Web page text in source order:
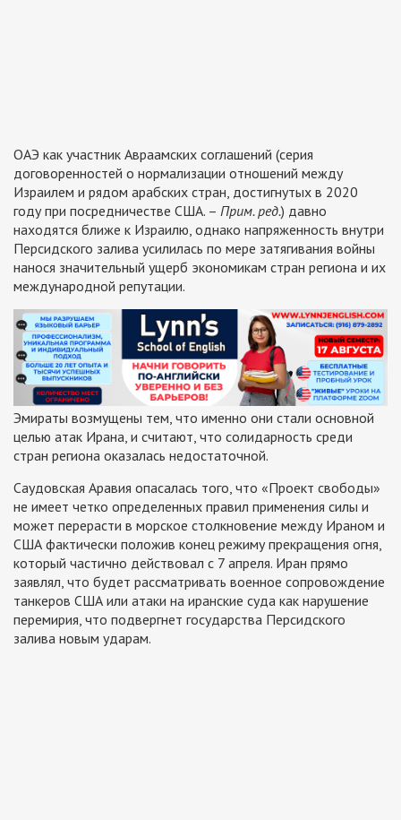
ОАЭ как участник Авраамских соглашений (серия
договоренностей о нормализации отношений между
Израилем и рядом арабских стран, достигнутых в 2020
году при посредничестве США. – Прим. ред.) давно
находятся ближе к Израилю, однако напряженность внутри
Персидского залива усилилась по мере затягивания войны
нанося значительный ущерб экономикам стран региона и их
международной репутации.
Эмираты возмущены тем, что именно они стали основной
целью атак Ирана, и считают, что солидарность среди
стран региона оказалась недостаточной.
Саудовская Аравия опасалась того, что «Проект свободы»
не имеет четко определенных правил применения силы и
может перерасти в морское столкновение между Ираном и
США фактически положив конец режиму прекращения огня,
который частично действовал с 7 апреля. Иран прямо
заявлял, что будет рассматривать военное сопровождение
танкеров США или атаки на иранские суда как нарушение
перемирия, что подвергнет государства Персидского
залива новым ударам.